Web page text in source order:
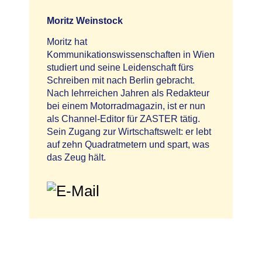
Moritz Weinstock
Moritz hat
Kommunikationswissenschaften in Wien
studiert und seine Leidenschaft fürs
Schreiben mit nach Berlin gebracht.
Nach lehrreichen Jahren als Redakteur
bei einem Motorradmagazin, ist er nun
als Channel-Editor für ZASTER tätig.
Sein Zugang zur Wirtschaftswelt: er lebt
auf zehn Quadratmetern und spart, was
das Zeug hält.